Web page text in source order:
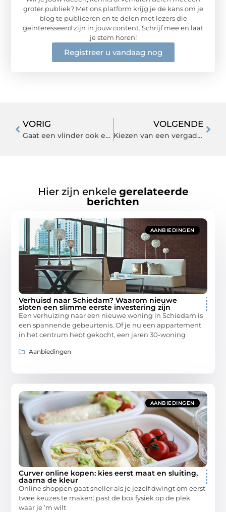
groter publiek? Met ons platform krijg je de kans om je
blog te publiceren en te delen met lezers die
geïnteresseerd zijn in jouw content. Schrijf mee en laat
je stem horen!
Registreer u vandaag nog
VORIG
Gaat een vlinder ook echt in een vlinderhuisje?
VOLGENDE
Kiezen van een vergaderruimte belangrijker dan je denkt
Hier zijn enkele gerelateerde
berichten
AANBIEDINGEN
Verhuisd naar Schiedam? Waarom nieuwe
sloten een slimme eerste investering zijn
Een verhuizing naar een nieuwe woning in Schiedam is
een spannende gebeurtenis. Of je nu een appartement
in het centrum hebt gekocht, een jaren 30-woning
Aanbiedingen
AANBIEDINGEN
Curver online kopen: kies eerst maat en sluiting,
daarna de kleur
Online shoppen gaat sneller als je jezelf dwingt om eerst
twee keuzes te maken: past de box fysiek op de plek
waar je ’m wilt